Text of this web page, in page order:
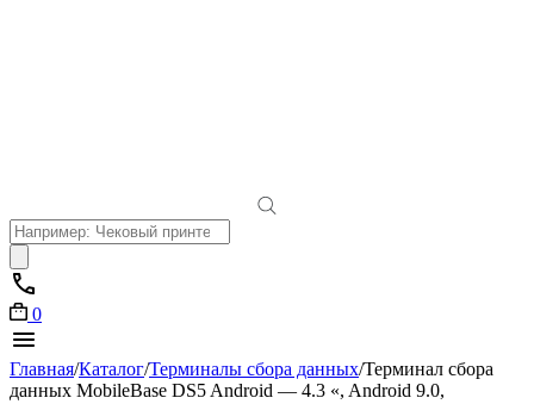
Поиск
товаров
0
Главная/Каталог/Терминалы сбора данных/Терминал сбора
данных MobileBase DS5 Android — 4.3 «, Android 9.0,